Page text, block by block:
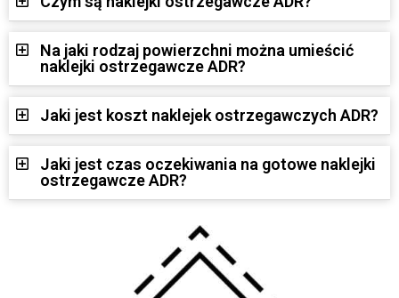
Na jaki rodzaj powierzchni można umieścić
naklejki ostrzegawcze ADR?
Jaki jest koszt naklejek ostrzegawczych ADR?
Jaki jest czas oczekiwania na gotowe naklejki
ostrzegawcze ADR?